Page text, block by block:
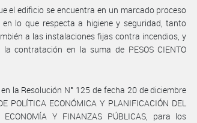
el edificio se encuentra en un marcado proceso
lo que respecta a higiene y seguridad, tanto
a las instalaciones fijas contra incendios, y
contratación en la suma de PESOS CIENTO
la Resolución N° 125 de fecha 20 de diciembre
POLÍTICA ECONÓMICA Y PLANIFICACIÓN DEL
ECONOMÍA Y FINANZAS PÚBLICAS, para los